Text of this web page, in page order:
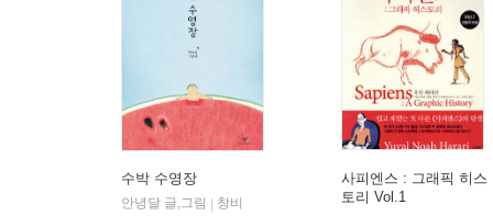
수박 수영장
안녕달 글,그림
창비
사피엔스 : 그래픽 히스
토리 Vol.1